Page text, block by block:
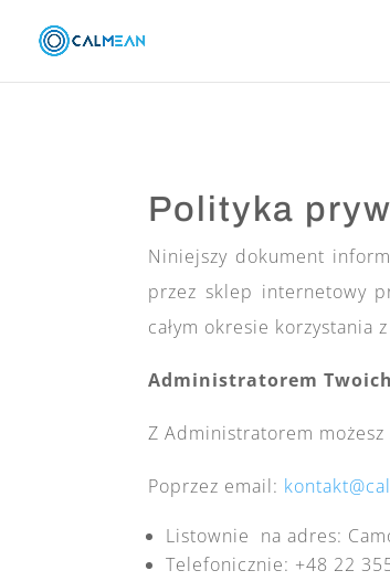
Polityka
Niniejszy dokument
przez sklep internetowy
całym okresie korzystania z
Administratorem
Z Administratorem
Poprzez email:
Listownie na adres:
Telefonicznie: +48 22